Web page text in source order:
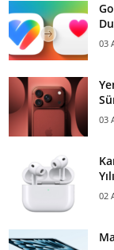
03
03
02